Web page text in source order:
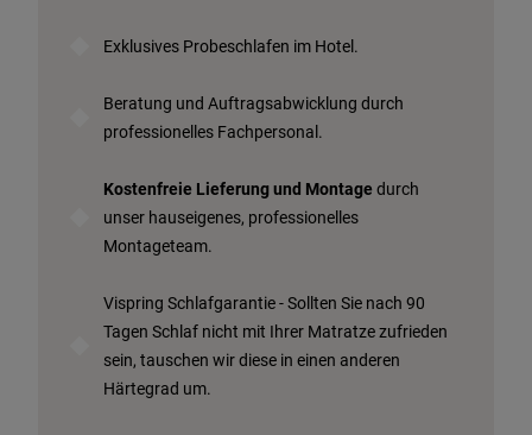
Exklusives Probeschlafen im Hotel.
Beratung und Auftragsabwicklung durch
professionelles Fachpersonal.
Kostenfreie Lieferung und Montage durch
unser hauseigenes, professionelles
Montageteam.
Vispring Schlafgarantie - Sollten Sie nach 90
Tagen Schlaf nicht mit Ihrer Matratze zufrieden
sein, tauschen wir diese in einen anderen
Härtegrad um.